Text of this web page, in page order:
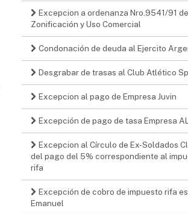
Excepcion a ordenanza Nro.9541/91 de
Zonificación y Uso Comercial
Condonación de deuda al Ejercito
Desgrabar de trasas al Club Atlético
Excepcion al pago de Empresa Juvin
Excepción de pago de tasa Empresa
Excepcion al Círculo de Ex-Soldados
del pago del 5% correspondiente al
rifa
Excepción de cobro de impuesto rifa
Emanuel